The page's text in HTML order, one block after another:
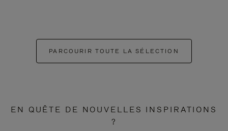
PARCOURIR TOUTE LA SÉLECTION
EN QUÊTE DE NOUVELLES INSPIRATIONS
?